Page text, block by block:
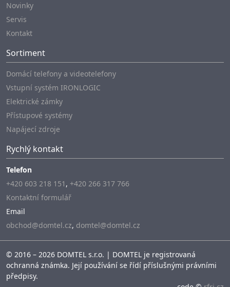
Novinky
Servis
Kontakt
Sortiment
Domácí telefony a videotelefony
Vstupní systém IRONLOGIC
Elektrické zámky
Přístupové systémy
Napájecí zdroje
Rychlý kontakt
Telefon
+420 603 218 151 , +420 266 317 766
Kontaktní formulář
Email
obchod@domtel.cz, domtel@domtel.cz
© 2016 – 2026 DOMTEL s.r.o. | DOMTEL je registrovaná
ochranná známka. Její používání se řídí příslušnými právními
předpisy.